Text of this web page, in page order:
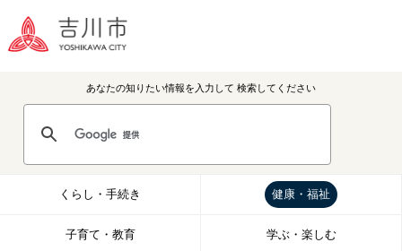
あなたの知りたい情報を入力して 検索してください
くらし・手続き 健康・福祉
子育て・教育 学ぶ・楽しむ